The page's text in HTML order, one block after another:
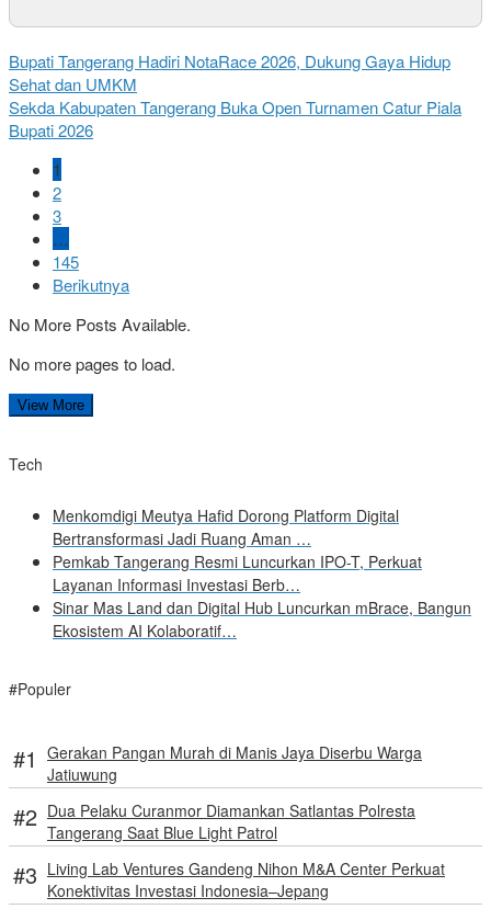
Bupati Tangerang Hadiri NotaRace 2026, Dukung Gaya Hidup
Sehat dan UMKM
Sekda Kabupaten Tangerang Buka Open Turnamen Catur Piala
Bupati 2026
1
2
3
…
145
Berikutnya
No More Posts Available.
No more pages to load.
View More
Tech
Menkomdigi Meutya Hafid Dorong Platform Digital
Bertransformasi Jadi Ruang Aman …
Pemkab Tangerang Resmi Luncurkan IPO-T, Perkuat
Layanan Informasi Investasi Berb…
Sinar Mas Land dan Digital Hub Luncurkan mBrace, Bangun
Ekosistem AI Kolaboratif…
#Populer
Gerakan Pangan Murah di Manis Jaya Diserbu Warga
Jatiuwung
Dua Pelaku Curanmor Diamankan Satlantas Polresta
Tangerang Saat Blue Light Patrol
Living Lab Ventures Gandeng Nihon M&A Center Perkuat
Konektivitas Investasi Indonesia–Jepang